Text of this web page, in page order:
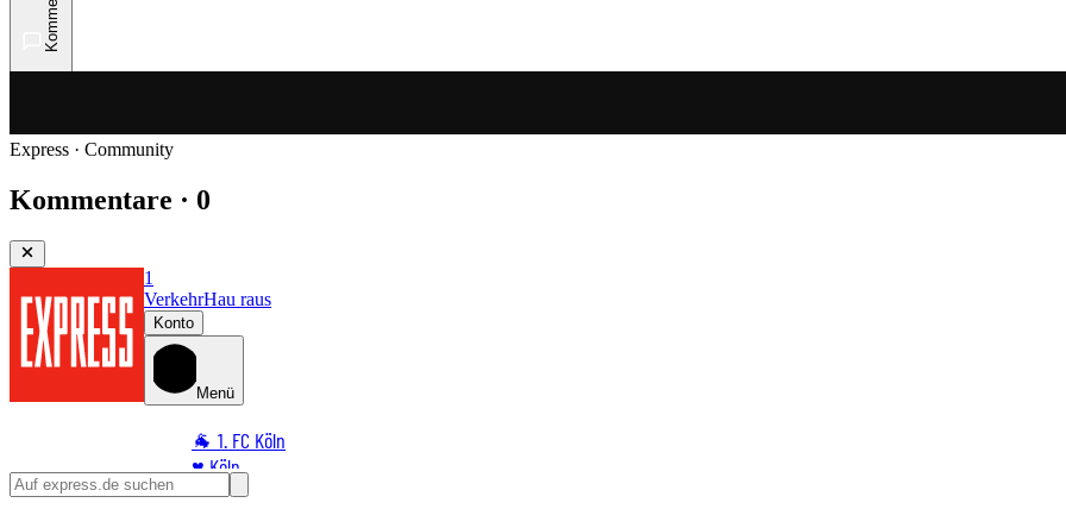
Express · Community
Kommentare · 0
1
VerkehrHau raus
Konto
Menü
🐐 1. FC Köln
♥️ Köln
⭐ Promi